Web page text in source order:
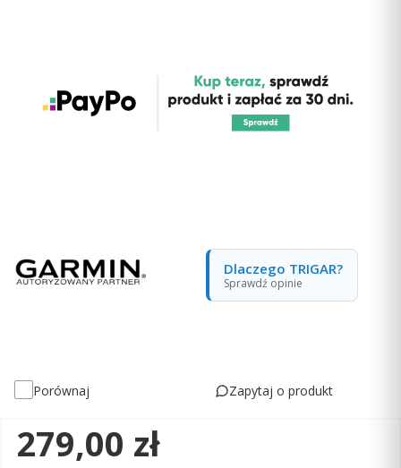
Dlaczego TRIGAR?
Sprawdź opinie
Porównaj Zapytaj o produkt
Cena
279,00 zł